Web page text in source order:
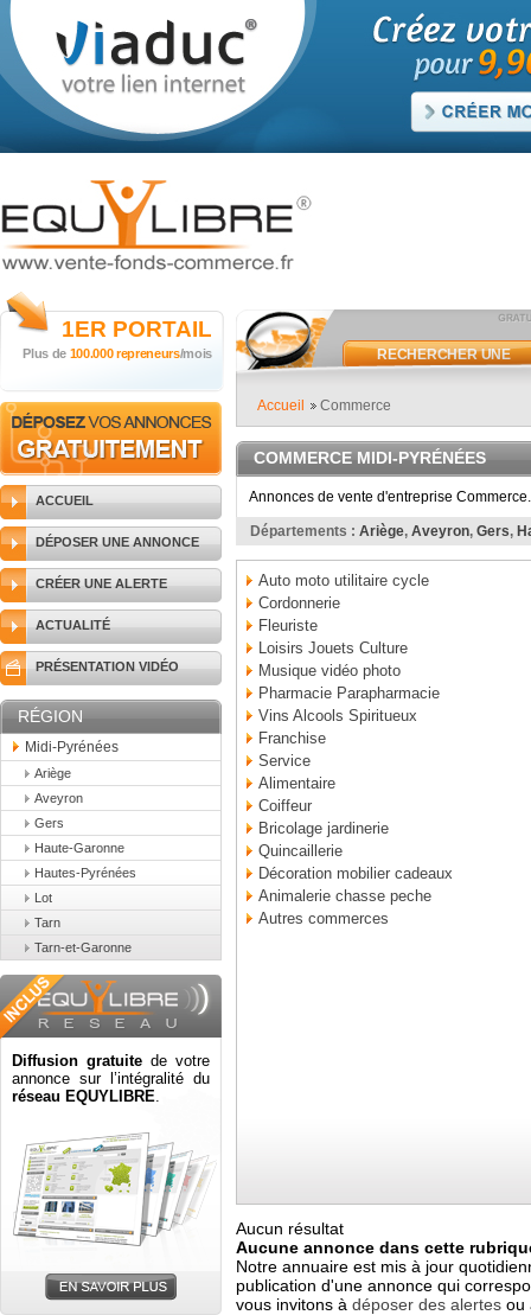
1ER PORTAIL
Plus de 100.000 repreneurs/mois
ACCUEIL
DÉPOSER UNE ANNONCE
CRÉER UNE ALERTE
ACTUALITÉ
PRÉSENTATION VIDÉO
RÉGION
Midi-Pyrénées
Ariège
Aveyron
Gers
Haute-Garonne
Hautes-Pyrénées
Lot
Tarn
Tarn-et-Garonne
Diffusion gratuite de votre
annonce sur l’intégralité du
réseau EQUYLIBRE.
RECHERCHER UNE
Accueil
Commerce
COMMERCE MIDI-PYRÉNÉES
Annonces de vente d'entreprise
Départements : Ariège, Aveyron, Gers,
Auto moto utilitaire cycle
Cordonnerie
Fleuriste
Loisirs Jouets Culture
Musique vidéo photo
Pharmacie Parapharmacie
Vins Alcools Spiritueux
Franchise
Service
Alimentaire
Coiffeur
Bricolage jardinerie
Quincaillerie
Décoration mobilier cadeaux
Animalerie chasse peche
Autres commerces
Aucun résultat
Aucune annonce dans cette
Notre annuaire est mis à jour
publication d'une annonce qui
vous invitons à déposer des alertes ou